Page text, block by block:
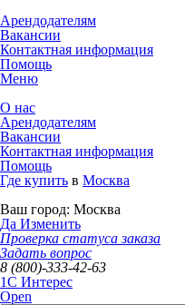
Арендодателям
Вакансии
Контактная информация
Помощь
Меню
О нас
Арендодателям
Вакансии
Контактная информация
Помощь
Где купить в Москва
Ваш город: Москва
Да Изменить
Проверка статуса заказа
Задать вопрос
8 (800)-333-42-63
1C Интерес
Open